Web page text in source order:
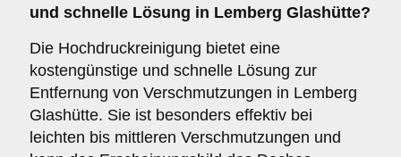
und schnelle Lösung in Lemberg Glashütte?
Die Hochdruckreinigung bietet eine
kostengünstige und schnelle Lösung zur
Entfernung von Verschmutzungen in Lemberg
Glashütte. Sie ist besonders effektiv bei
leichten bis mittleren Verschmutzungen und